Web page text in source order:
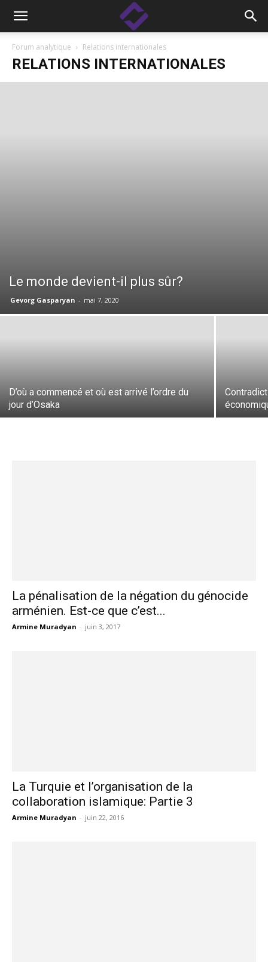
Forum analytique Relations internationales
RELATIONS INTERNATIONALES
Le monde devient-il plus sûr?
Gevorg Gasparyan - mai 7, 2020
D’où a commencé et où est arrivé l’ordre du
jour d’Osaka
La pénalisation de la négation du génocide
arménien. Est-ce que c’est...
Armine Muradyan - juin 3, 2017
La Turquie et l’organisation de la
collaboration islamique: Partie 3
Armine Muradyan - juin 22, 2016